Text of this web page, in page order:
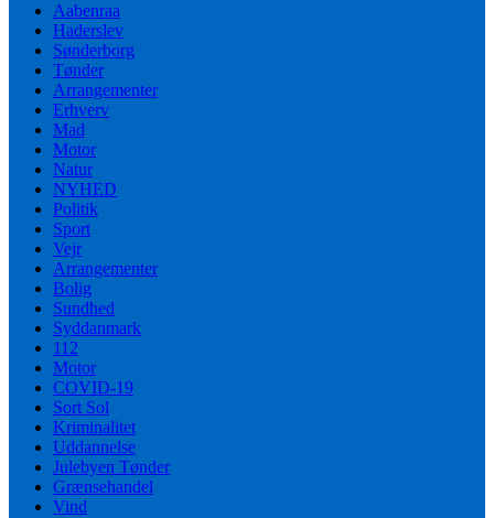
Aabenraa
Haderslev
Sønderborg
Tønder
Arrangementer
Erhverv
Mad
Motor
Natur
NYHED
Politik
Sport
Vejr
Arrangementer
Bolig
Sundhed
Syddanmark
112
Motor
COVID-19
Sort Sol
Kriminalitet
Uddannelse
Julebyen Tønder
Grænsehandel
Vind